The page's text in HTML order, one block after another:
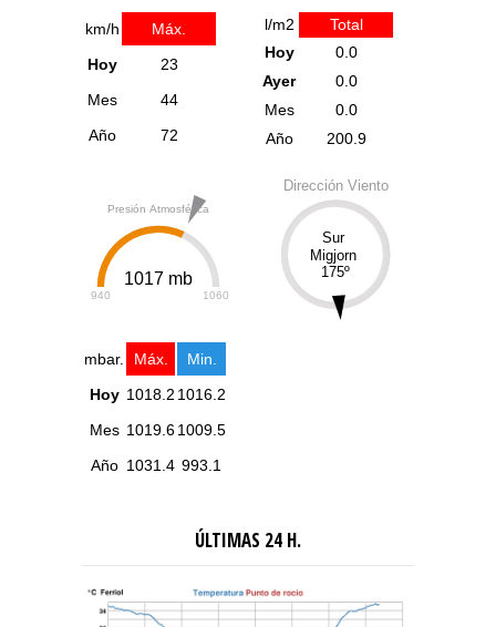
km/h
Máx.
Hoy
23
Mes
44
Año
72
l/m2
Total
Hoy
0.0
Ayer
0.0
Mes
0.0
Año
200.9
Presión Atmosférica
1017 mb
940 1060
mbar. Máx.
Min.
Hoy 1018.2 1016.2
Mes 1019.61009.5
Año 1031.4 993.1
Dirección Viento
Sur
Migjorn
175º
ÚLTIMAS 24 H.